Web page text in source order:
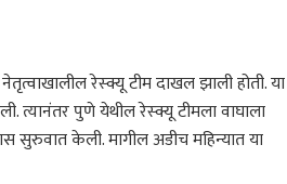
रेस्क्यू टीम दाखल झाली होती. या
त्यानंतर पुणे येथील रेस्क्यू टीमला वाघाला
सुरुवात केली. मागील अडीच महिन्यात या